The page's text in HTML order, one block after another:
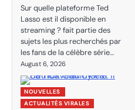
Sur quelle plateforme Ted
Lasso est il disponible en
streaming ? fait partie des
sujets les plus recherchés par
les fans de la célèbre série…
August 6, 2026
NOUVELLES
ACTUALITÉS VIRALES